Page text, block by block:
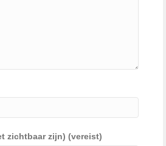
zichtbaar zijn) (vereist)